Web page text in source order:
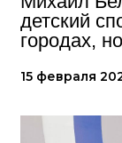
детский
городах,
15 февраля